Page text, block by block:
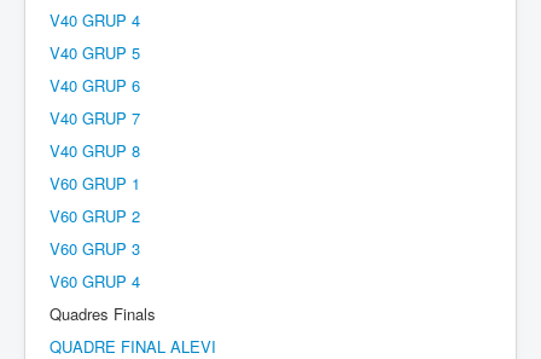
V40 GRUP 4
V40 GRUP 5
V40 GRUP 6
V40 GRUP 7
V40 GRUP 8
V60 GRUP 1
V60 GRUP 2
V60 GRUP 3
V60 GRUP 4
Quadres Finals
QUADRE FINAL ALEVI